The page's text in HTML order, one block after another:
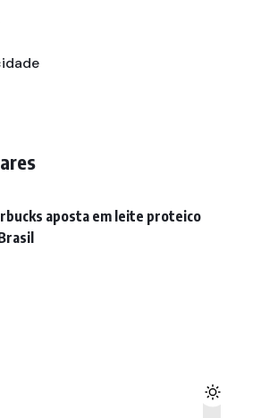
aposta em leite proteico